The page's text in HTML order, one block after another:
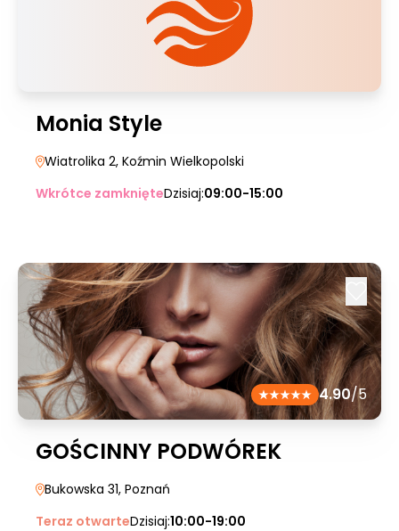
Monia Style
Wiatrolika 2, Koźmin Wielkopolski
Wkrótce zamknięteDzisiaj:09:00-15:00
4.90/5
GOŚCINNY PODWÓREK
Bukowska 31, Poznań
Teraz otwarteDzisiaj:10:00-19:00